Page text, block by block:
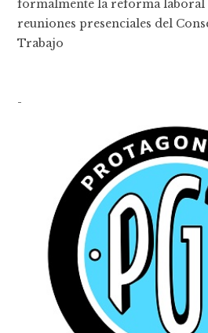
formalmente la reforma laboral
reuniones presenciales del
Trabajo
-